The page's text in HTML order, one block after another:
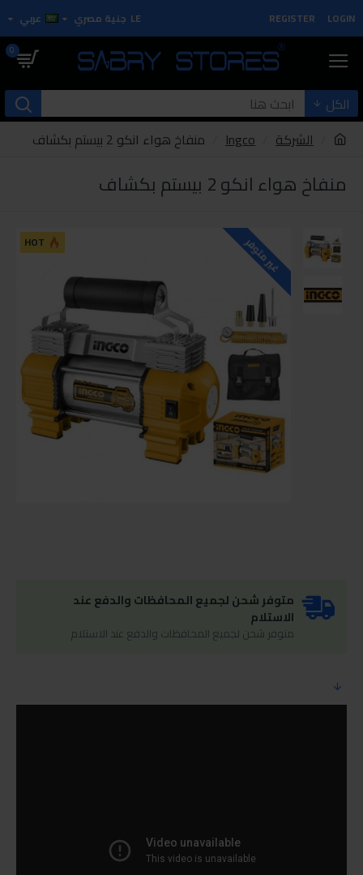
LOGIN
REGISTER
LE جنية مصري عربي
0
الكل
الشركة
Ingco منفاخ هواء انكو 2 بيستم بكشاف
منفاخ هواء انكو 2 بيستم بكشاف
HOT غير متوفر
متوفر شحن لجميع المحافظات والدفع عند
الاستلام
متوفر شحن لجميع المحافظات والدفع عند الاستلام